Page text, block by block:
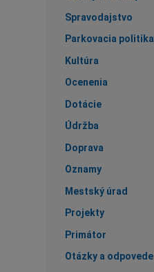
Spravodajstvo
Parkovacia politika
Kultúra
Ocenenia
Dotácie
Údržba
Doprava
Oznamy
Mestský úrad
Projekty
Primátor
Otázky a odpovede